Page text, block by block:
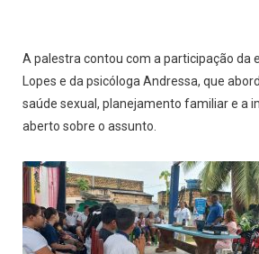
A palestra contou com a participação da
Lopes e da psicóloga Andressa, que
saúde sexual, planejamento familiar e a
aberto sobre o assunto.